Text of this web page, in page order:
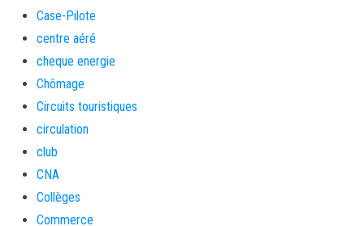
Case-Pilote
centre aéré
cheque energie
Chômage
Circuits touristiques
circulation
club
CNA
Collèges
Commerce